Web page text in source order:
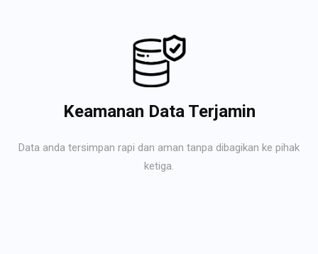
Keamanan Data Terjamin
Data anda tersimpan rapi dan aman tanpa dibagikan ke pihak
ketiga.